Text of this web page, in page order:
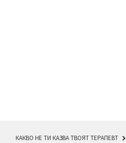
КАКВО НЕ ТИ КАЗВА ТВОЯТ ТЕРАПЕВТ